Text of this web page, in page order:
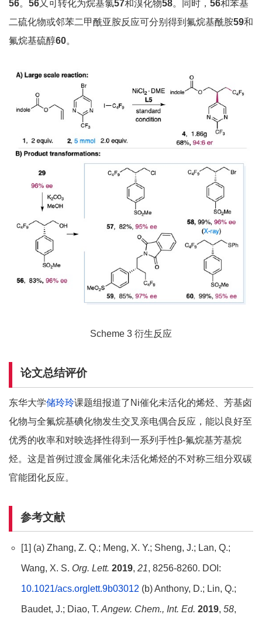
56。 56 又可转化为烷基氯57和溴化物58。同时， 56和苯基
二硫化物或邻苯二甲酰亚胺反应可分别得到氟烷基酰胺59和
氟烷基硫醇60。
Scheme 3 衍生反应
论文总结评价
东华大学储玲玲课题组报道了Ni催化未活化的烯烃、芳基卤
化物与全氟烷基碘化物发生交叉亲电偶合反应，能以良好至
优秀的收率和对映选择性得到一系列手性β-氟烷基芳基烷
烃。这是首例过渡金属催化未活化烯烃的不对称三组分双碳
官能团化反应。
参考文献
[1] (a) Zhang, Z. Q.; Meng, X. Y.; Sheng, J.; Lan, Q.;
Wang, X. S. Org. Lett. 2019, 21, 8256-8260. DOI:
10.1021/acs.orglett.9b03012 (b) Anthony, D.; Lin, Q.;
Baudet, J.; Diao, T. Angew. Chem., Int. Ed. 2019, 58,